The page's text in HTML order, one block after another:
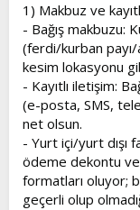
1) Makbuz ve
- Bağış makbuzu:
(ferdi/kurban
kesim lokasyonu
- Kayıtlı iletişim:
(e-posta, SMS,
net olsun.
- Yurt içi/yurt dışı
ödeme dekontu
formatları oluyor;
geçerli olup